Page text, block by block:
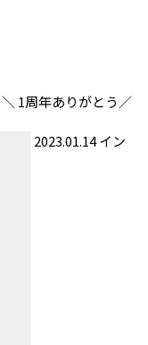
1周年ありがとう／
2023.01.14イン